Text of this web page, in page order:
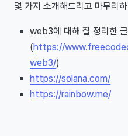
몇 가지 소개해드리고 마무리
web3에 대해 잘 정리한 글
(https://
web3/)
https://solana.com/
https://rainbow.me/